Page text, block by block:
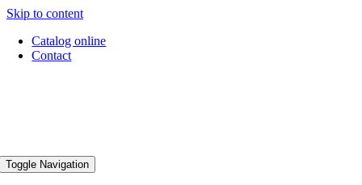
Skip to content
Catalog online
Contact
Toggle Navigation